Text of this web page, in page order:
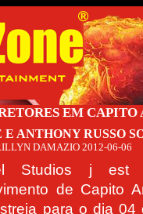
EM CAPITO
E ANTHONY RUSSO
DAMAZIO 2012-06-06
Studios j est
de Capito
para o dia 04